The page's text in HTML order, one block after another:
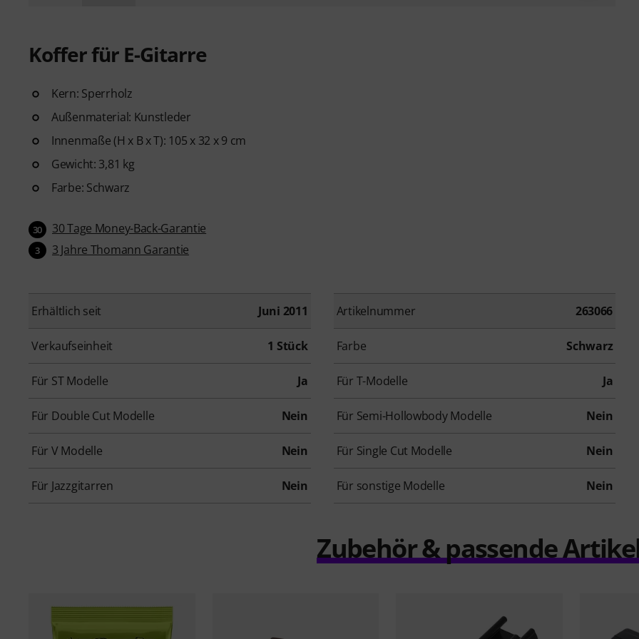
Koffer für E-Gitarre
Kern: Sperrholz
Außenmaterial: Kunstleder
Innenmaße (H x B x T): 105 x 32 x 9 cm
Gewicht: 3,81 kg
Farbe: Schwarz
30 30 Tage Money-Back-Garantie
3 3 Jahre Thomann Garantie
Erhältlich seit Juni 2011 Artikelnummer 263066
Verkaufseinheit 1 Stück Farbe Schwarz
Für ST Modelle Ja Für T-Modelle Ja
Für Double Cut Modelle Nein Für Semi-Hollowbody Modelle Nein
Für V Modelle Nein Für Single Cut Modelle Nein
Für Jazzgitarren Nein Für sonstige Modelle Nein
Zubehör & passende